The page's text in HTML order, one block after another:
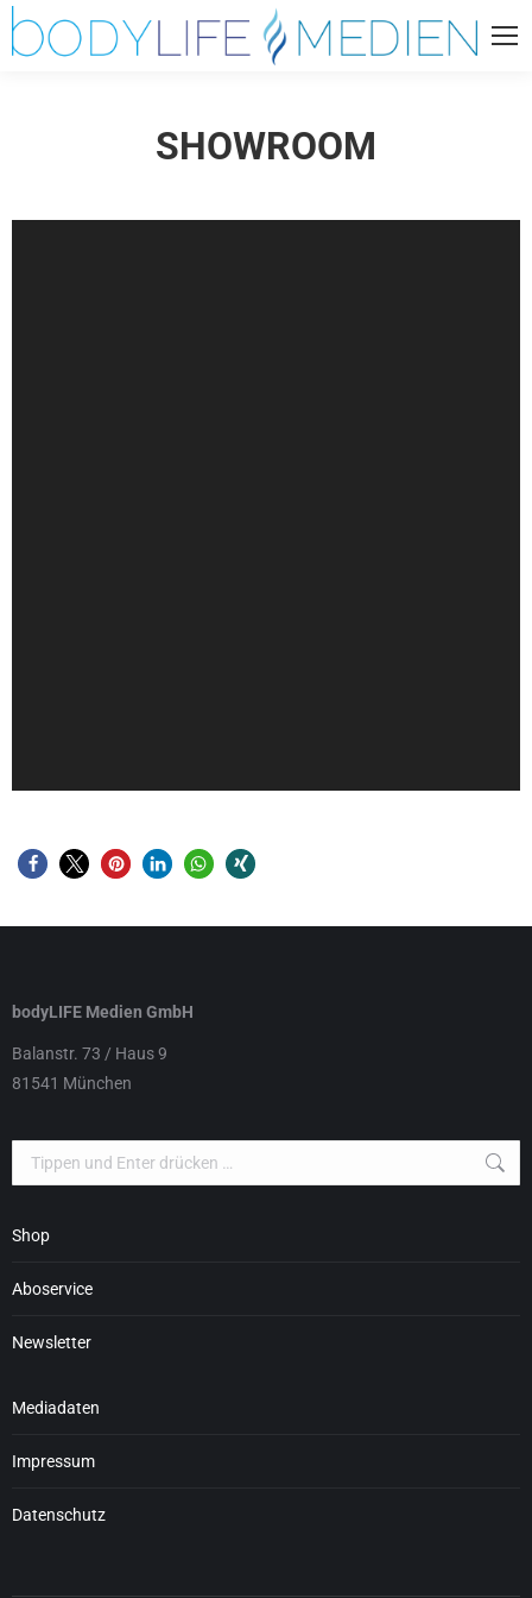
SHOWROOM
bodyLIFE Medien GmbH
Balanstr. 73 / Haus 9
81541 München
Search:
Shop
Aboservice
Newsletter
Mediadaten
Impressum
Datenschutz